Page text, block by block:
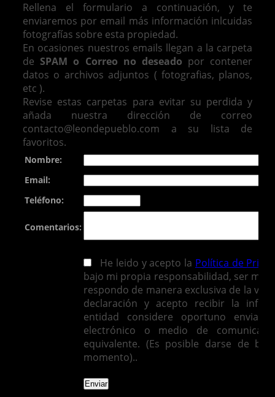
Rellena el formulario a continuación, y te
enviaremos por email más información inlcuidas
fotografías sobre esta propiedad.
En ocasiones nuestros emails llegan a la carpeta
de SPAM o Correo no deseado por contener
datos o archivos adjuntos ( fotografias, planos,
etc ).
Revise estas carpetas para evitar su perdida y
añada nuestra dirección de correo
contacto@leondepueblo.com a su lista de
favoritos.
Nombre:
Email:
Teléfono:
Comentarios:
He leido y acepto la Política de
bajo mi propia responsabilidad, ser
respondo de manera exclusiva de la
declaración y acepto recibir la
entidad considere oportuno
electrónico o medio de
equivalente. (Es posible darse de
momento)..